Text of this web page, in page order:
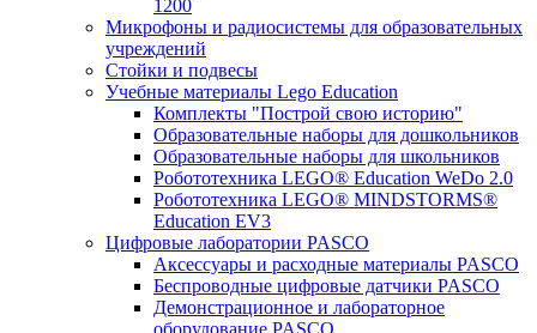
1200
Микрофоны и радиосистемы для образовательных
учреждений
Стойки и подвесы
Учебные материалы Lego Education
Комплекты "Построй свою историю"
Образовательные наборы для дошкольников
Образовательные наборы для школьников
Робототехника LEGO® Education WeDo 2.0
Робототехника LEGO® MINDSTORMS®
Education EV3
Цифровые лаборатории PASCO
Аксессуары и расходные материалы PASCO
Беспроводные цифровые датчики PASCO
Демонстрационное и лабораторное
оборудование PASCO